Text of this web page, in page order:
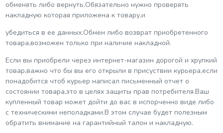
обменять либо вернуть.Обязательно нужно проверять
накладную которая приложена к товару,и
убедиться в ее данных.Обмен либо возврат приобретенного
товара,возможен только при наличие накладной.
Если вы приобрели через интернет-магазин дорогой и хрупкий
товар,важно что бы вы его открыли в присуствии курьера,если
понадобится чтоб курьер написал письменный отчет о
состоянии товара,это в целях защиты прав потребителя.Ваш
купленный товар может дойти до вас в испорченно виде либо
с техническими неполадками.В этом случае будет полезным
обратить внимание на гарантийный талон и накладную.